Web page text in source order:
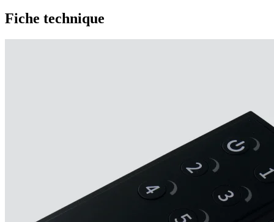
Fiche technique